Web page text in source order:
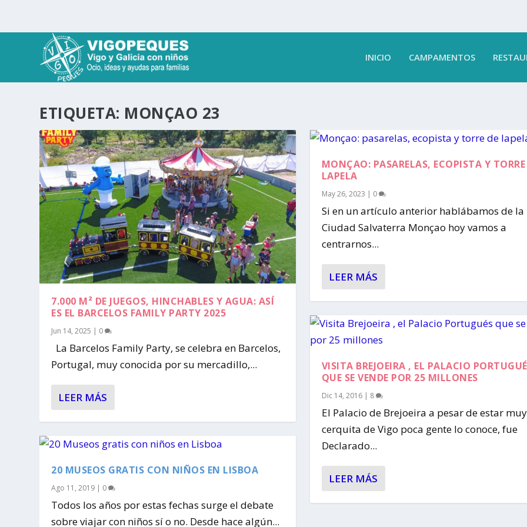
INICIO CAMPAMENTOS
ETIQUETA: MONÇAO 23
7.000 M² DE JUEGOS, HINCHABLES Y AGUA: ASÍ
ES EL BARCELOS FAMILY PARTY 2025
Jun 14, 2025 | 0
La Barcelos Family Party, se celebra en Barcelos,
Portugal, muy conocida por su mercadillo,...
LEER MÁS
20 MUSEOS GRATIS CON NIÑOS EN LISBOA
Ago 11, 2019 | 0
Todos los años por estas fechas surge el debate
sobre viajar con niños sí o no. Desde hace algún...
MONÇAO: PASARELAS, ECOPISTA Y TORRE
LAPELA
May 26, 2023 | 0
Si en un artículo anterior hablábamos de la
Ciudad Salvaterra Monçao hoy vamos a
centrarnos...
LEER MÁS
VISITA BREJOEIRA , EL PALACIO
QUE SE VENDE POR 25 MILLONES
Dic 14, 2016| 8
El Palacio de Brejoeira a pesar de estar muy
cerquita de Vigo poca gente lo conoce, fue
Declarado...
LEER MÁS